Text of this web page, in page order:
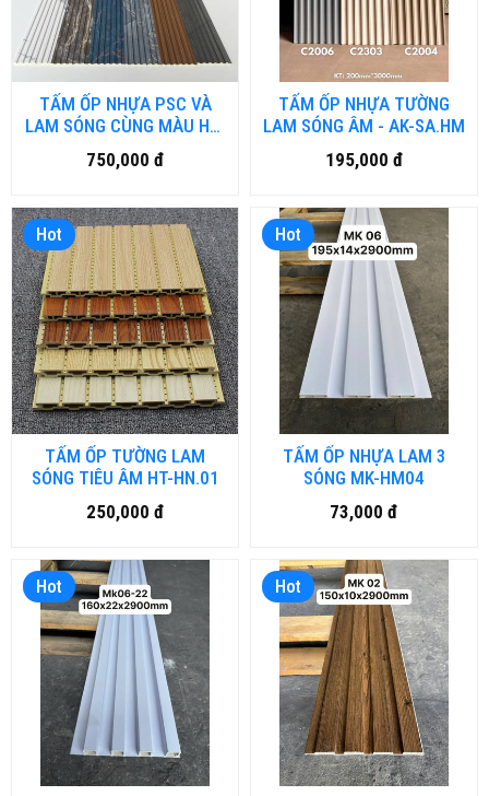
TẤM ỐP NHỰA PSC VÀ
LAM SÓNG CÙNG MÀU HT-
SPC.HN
750,000 đ
TẤM ỐP NHỰA TƯỜNG
LAM SÓNG ÂM - AK-SA.HM
195,000 đ
Hot
TẤM ỐP TƯỜNG LAM
SÓNG TIÊU ÂM HT-HN.01
250,000 đ
Hot
TẤM ỐP NHỰA LAM 3
SÓNG MK-HM04
73,000 đ
Hot Hot